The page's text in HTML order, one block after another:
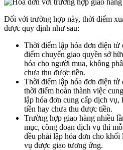
Đối với trường hợp này, thời điểm
được quy định như sau:
Thời điểm lập hóa đơn điện tử
điểm chuyển giao quyền sở
hóa cho người mua, không
chưa thu được tiền.
Thời điểm lập hóa đơn điện
thời điểm hoàn thành việc
lập hóa đơn cung cấp dịch
tiền hay chưa thu được tiền.
Trường hợp giao hàng nhiều
mục, công đoạn dịch vụ thì
đều phải lập hóa đơn cho
vụ được giao tương ứng.